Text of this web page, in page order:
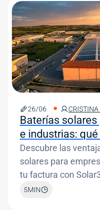
Image
26/06
Baterías
e industrias:
Descubre las
solares para
tu factura con
5MIN